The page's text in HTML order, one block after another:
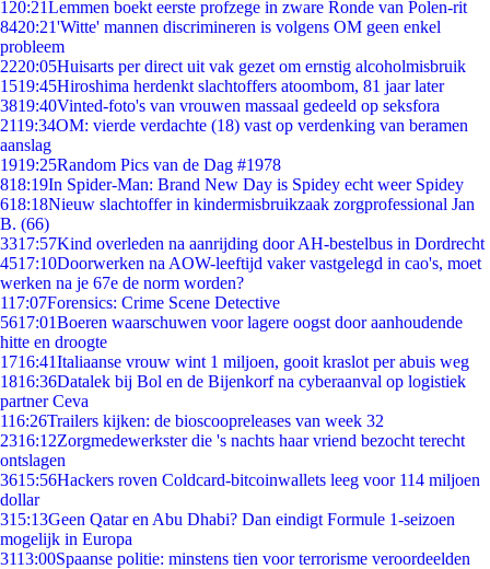
1 20:21Lemmen boekt eerste profzege in zware Ronde van Polen-rit
8420:21'Witte' mannen discrimineren is volgens OM geen enkel
probleem
2220:05Huisarts per direct uit vak gezet om ernstig alcoholmisbruik
1519:45Hiroshima herdenkt slachtoffers atoombom, 81 jaar later
3819:40Vinted-foto's van vrouwen massaal gedeeld op seksfora
2119:34OM: vierde verdachte (18) vast op verdenking van beramen
aanslag
1919:25Random Pics van de Dag #1978
818:19In Spider-Man: Brand New Day is Spidey echt weer Spidey
618:18Nieuw slachtoffer in kindermisbruikzaak zorgprofessional Jan
B. (66)
3317:57Kind overleden na aanrijding door AH-bestelbus in Dordrecht
4517:10Doorwerken na AOW-leeftijd vaker vastgelegd in cao's, moet
werken na je 67e de norm worden?
117:07Forensics: Crime Scene Detective
5617:01Boeren waarschuwen voor lagere oogst door aanhoudende
hitte en droogte
1716:41Italiaanse vrouw wint 1 miljoen, gooit kraslot per abuis weg
1816:36Datalek bij Bol en de Bijenkorf na cyberaanval op logistiek
partner Ceva
116:26Trailers kijken: de bioscoopreleases van week 32
2316:12Zorgmedewerkster die 's nachts haar vriend bezocht terecht
ontslagen
3615:56Hackers roven Coldcard-bitcoinwallets leeg voor 114 miljoen
dollar
315:13Geen Qatar en Abu Dhabi? Dan eindigt Formule 1-seizoen
mogelijk in Europa
3113:00Spaanse politie: minstens tien voor terrorisme veroordeelden